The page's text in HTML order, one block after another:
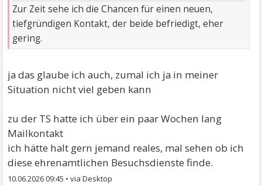
Zur Zeit sehe ich die Chancen für einen neuen,
tiefgründigen Kontakt, der beide befriedigt, eher
gering.
ja das glaube ich auch, zumal ich ja in meiner
Situation nicht viel geben kann
zu der TS hatte ich über ein paar Wochen lang
Mailkontakt
ich hätte halt gern jemand reales, mal sehen ob ich
diese ehrenamtlichen Besuchsdienste finde.
10.06.2026 09:45 •